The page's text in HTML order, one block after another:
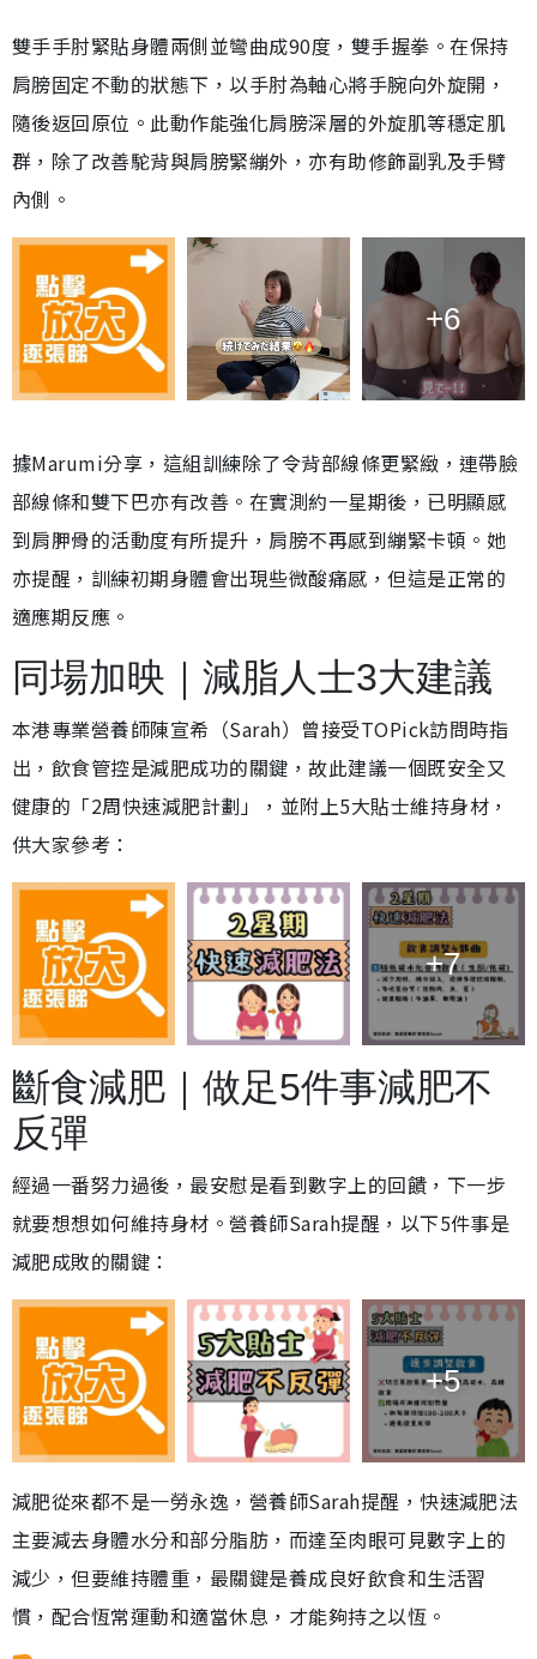
雙手手肘緊貼身體兩側並彎曲成90度，雙手握拳。在保持
肩膀固定不動的狀態下，以手肘為軸心將手腕向外旋開，
隨後返回原位。此動作能強化肩膀深層的外旋肌等穩定肌
群，除了改善駝背與肩膀緊繃外，亦有助修飾副乳及手臂
內側。
+6
據Marumi分享，這組訓練除了令背部線條更緊緻，連帶臉
部線條和雙下巴亦有改善。在實測約一星期後，已明顯感
到肩胛骨的活動度有所提升，肩膀不再感到繃緊卡頓。她
亦提醒，訓練初期身體會出現些微酸痛感，但這是正常的
適應期反應。
同場加映｜減脂人士3大建議
本港專業營養師陳宣希（Sarah）曾接受TOPick訪問時指
出，飲食管控是減肥成功的關鍵，故此建議一個既安全又
健康的「2周快速減肥計劃」，並附上5大貼士維持身材，
供大家參考：
+7
斷食減肥｜做足5件事減肥不
反彈
經過一番努力過後，最安慰是看到數字上的回饋，下一步
就要想想如何維持身材。營養師Sarah提醒，以下5件事是
減肥成敗的關鍵：
+5
減肥從來都不是一勞永逸，營養師Sarah提醒，快速減肥法
主要減去身體水分和部分脂肪，而達至肉眼可見數字上的
減少，但要維持體重，最關鍵是養成良好飲食和生活習
慣，配合恆常運動和適當休息，才能夠持之以恆。